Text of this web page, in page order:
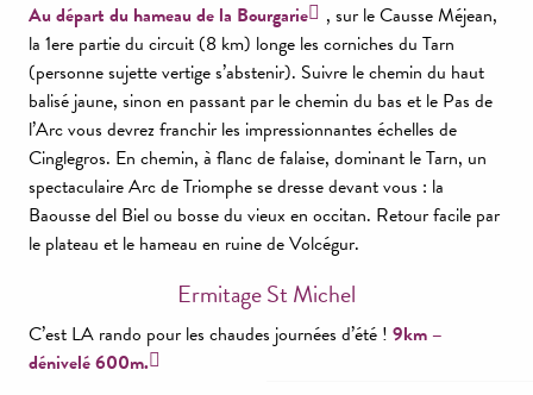
Au départ du hameau de la Bourgarie
, sur le Causse Méjean,
la 1ere partie du circuit (8 km) longe les corniches du Tarn
(personne sujette vertige s’abstenir). Suivre le chemin du haut
balisé jaune, sinon en passant par le chemin du bas et le Pas de
l’Arc vous devrez franchir les impressionnantes échelles de
Cinglegros. En chemin, à flanc de falaise, dominant le Tarn, un
spectaculaire Arc de Triomphe se dresse devant vous : la
Baousse del Biel ou bosse du vieux en occitan. Retour facile par
le plateau et le hameau en ruine de Volcégur.
Ermitage St Michel
C’est LA rando pour les chaudes journées d’été ! 9km –
dénivelé 600m.